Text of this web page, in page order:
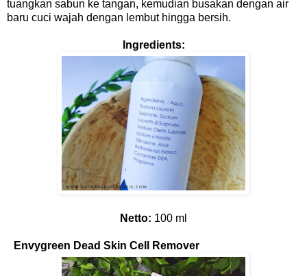
tuangkan sabun ke tangan, kemudian busakan dengan air
baru cuci wajah dengan lembut hingga bersih.
Ingredients:
Netto: 100 ml
Envygreen Dead Skin Cell Remover